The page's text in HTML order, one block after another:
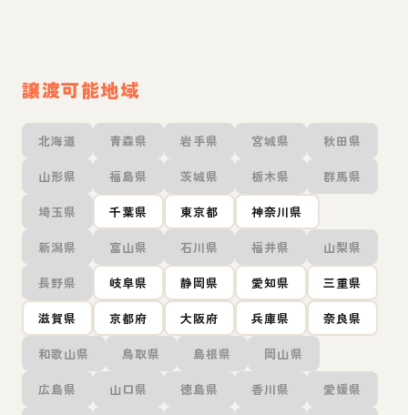
譲渡可能地域
北海道 青森県 岩手県 宮城県 秋田県
山形県 福島県 茨城県 栃木県 群馬県
埼玉県 千葉県 東京都 神奈川県
新潟県 富山県 石川県 福井県 山梨県
長野県 岐阜県 静岡県 愛知県 三重県
滋賀県 京都府 大阪府 兵庫県 奈良県
和歌山県 鳥取県 島根県 岡山県
広島県 山口県 徳島県 香川県 愛媛県